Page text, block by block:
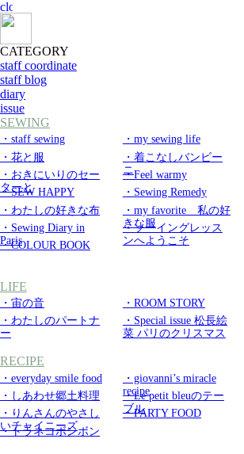
CATEGORY
staff coordinate
staff blog
diary
issue
SEWING
・staff sewing
・my sewing life
・花と服
・着こなしバンビー
ニ
・おきにいりのセー
ターと
・Feel warmy
・SEW HAPPY
・Sewing Remedy
・わたしの好きな布
・my favorite 私の好
きな服
・Sewing Diary in
Paris
・ソーイングレッス
ンへようこそ
・COLOUR BOOK
LIFE
・宙の音
・ROOM STORY
・わたしのパートナ
ー
・Special issue 松長絵
菜 パリのクリスマス
RECIPE
・everyday smile food
・giovanni’s miracle
recipe
・しあわせ郷土料理
・Le petit bleuのテー
ブル
・りんさんのやさし
いチャイニーズ
・PARTY FOOD
・トラネコボンボン